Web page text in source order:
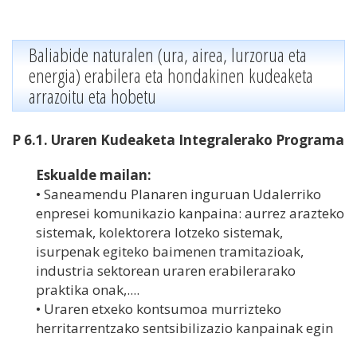
Baliabide naturalen (ura, airea, lurzorua eta
energia) erabilera eta hondakinen kudeaketa
arrazoitu eta hobetu
P 6.1. Uraren Kudeaketa Integralerako Programa
Eskualde mailan:
• Saneamendu Planaren inguruan Udalerriko
enpresei komunikazio kanpaina: aurrez arazteko
sistemak, kolektorera lotzeko sistemak,
isurpenak egiteko baimenen tramitazioak,
industria sektorean uraren erabilerarako
praktika onak,....
• Uraren etxeko kontsumoa murrizteko
herritarrentzako sentsibilizazio kanpainak egin